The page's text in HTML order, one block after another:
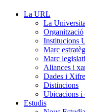
La URL
La
Organització
Institucions
Marc
Marc
Aliances i
Dades i
Distincions
Ubicacions i
Estudis